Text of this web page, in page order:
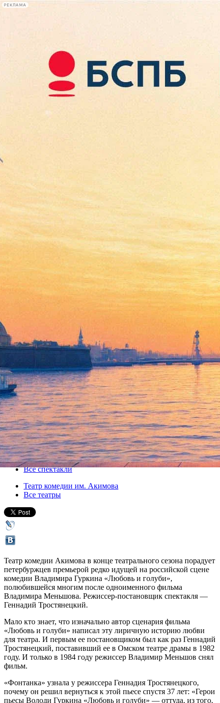
РЕКЛАМА
Сегодня:
2026.08.07
15:46
Афиша Plus
«Любовь и голуби»
возвращаются в театр
25 мая 2019, суббота-26 мая 2019, воскресенье
Версия для печати
Все спектакли
Театр комедии им. Акимова
Все театры
Театр комедии Акимова в конце театрального сезона порадует
петербуржцев премьерой редко идущей на российской сцене
комедии Владимира Гуркина «Любовь и голуби»,
полюбившейся многим после одноименного фильма
Владимира Меньшова. Режиссер-постановщик спектакля —
Геннадий Тростянецкий.
Мало кто знает, что изначально автор сценария фильма
«Любовь и голуби» написал эту лиричную историю любви
для театра. И первым ее постановщиком был как раз Геннадий
Тростянецкий, поставивший ее в Омском театре драмы в 1982
году. И только в 1984 году режиссер Владимир Меньшов снял
фильм.
«Фонтанка» узнала у режиссера Геннадия Тростянецкого,
почему он решил вернуться к этой пьесе спустя 37 лет: «Герои
пьесы Володи Гуркина «Любовь и голуби» — оттуда, из того,